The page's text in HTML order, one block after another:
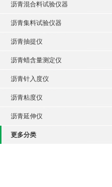
沥青混合料试验仪器
沥青集料试验仪器
沥青抽提仪
沥青蜡含量测定仪
沥青针入度仪
沥青粘度仪
沥青延伸仪
更多分类